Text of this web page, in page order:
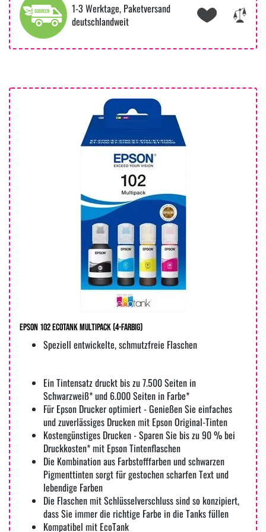
1-3 Werktage, Paketversand
deutschlandweit
Epson 102 EcoTank Multipack (4-farbig)
Speziell entwickelte, schmutzfreie Flaschen
Ein Tintensatz druckt bis zu 7.500 Seiten in
Schwarzweiß* und 6.000 Seiten in Farbe*
Für Epson Drucker optimiert - Genießen Sie einfaches
und zuverlässiges Drucken mit Epson Original-Tinten
Kostengünstiges Drucken - Sparen Sie bis zu 90 % bei
Druckkosten* mit Epson Tintenflaschen
Die Kombination aus Farbstofffarben und schwarzen
Pigmenttinten sorgt für gestochen scharfen Text und
lebendige Farben
Die Flaschen mit Schlüsselverschluss sind so konzipiert,
dass Sie immer die richtige Farbe in die Tanks füllen
Kompatibel mit EcoTank